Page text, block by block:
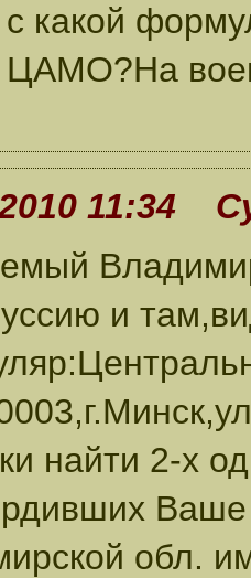
с какой
ЦАМО?На
11:34
и
найти 2-х
обл.